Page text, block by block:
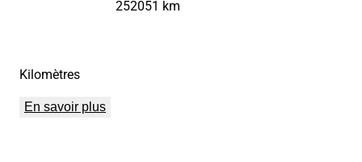
Kilomètres
252051 km
En savoir plus